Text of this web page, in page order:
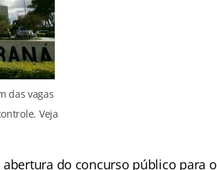
das vagas
Veja
do concurso público para o